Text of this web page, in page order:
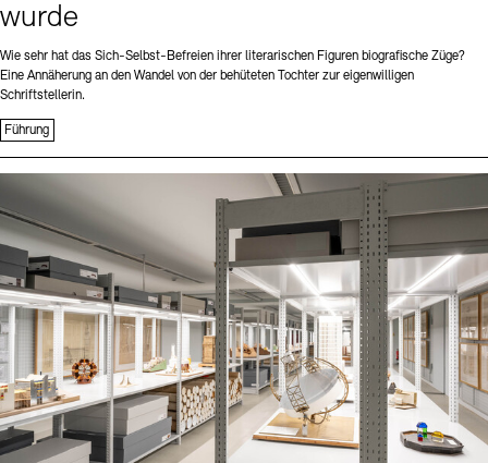
wurde
Wie sehr hat das Sich-Selbst-Befreien ihrer literarischen Figuren biografische Züge?
Eine Annäherung an den Wandel von der behüteten Tochter zur eigenwilligen
Schriftstellerin.
Führung